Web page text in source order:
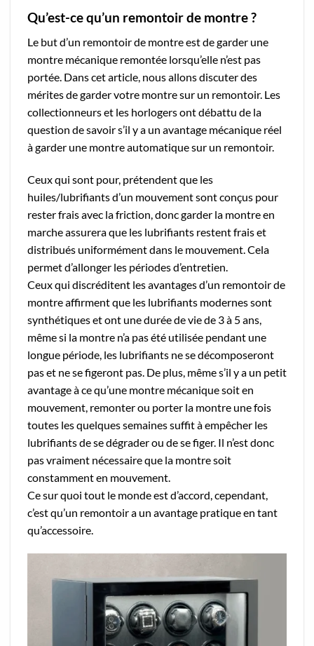
Qu’est-ce qu’un remontoir de montre ?
Le but d’un remontoir de montre est de garder une
montre mécanique remontée lorsqu’elle n’est pas
portée. Dans cet article, nous allons discuter des
mérites de garder votre montre sur un remontoir. Les
collectionneurs et les horlogers ont débattu de la
question de savoir s’il y a un avantage mécanique réel
à garder une montre automatique sur un remontoir.
Ceux qui sont pour, prétendent que les
huiles/lubrifiants d’un mouvement sont conçus pour
rester frais avec la friction, donc garder la montre en
marche assurera que les lubrifiants restent frais et
distribués uniformément dans le mouvement. Cela
permet d’allonger les périodes d’entretien.
Ceux qui discréditent les avantages d’un remontoir de
montre affirment que les lubrifiants modernes sont
synthétiques et ont une durée de vie de 3 à 5 ans,
même si la montre n’a pas été utilisée pendant une
longue période, les lubrifiants ne se décomposeront
pas et ne se figeront pas. De plus, même s’il y a un petit
avantage à ce qu’une montre mécanique soit en
mouvement, remonter ou porter la montre une fois
toutes les quelques semaines suffit à empêcher les
lubrifiants de se dégrader ou de se figer. Il n’est donc
pas vraiment nécessaire que la montre soit
constamment en mouvement.
Ce sur quoi tout le monde est d’accord, cependant,
c’est qu’un remontoir a un avantage pratique en tant
qu’accessoire.